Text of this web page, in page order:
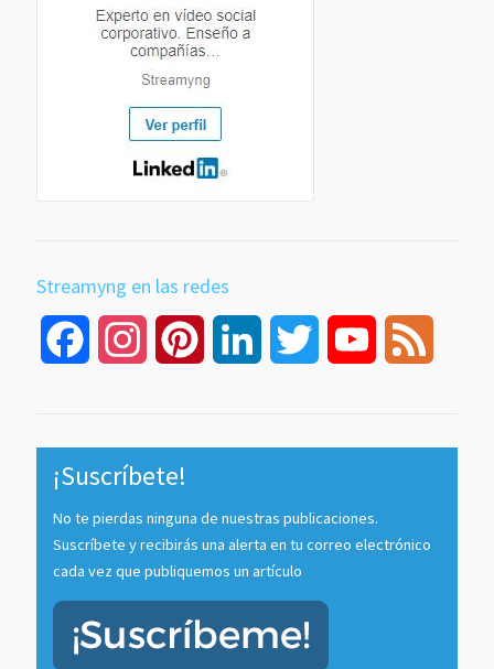
Streamyng en las redes
Facebook InstagramPinterest LinkedIn Twitter YouTube
¡Suscríbete!
No te pierdas ninguna de nuestras publicaciones.
Suscríbete y recibirás una alerta en tu correo electrónico
cada vez que publiquemos un artículo